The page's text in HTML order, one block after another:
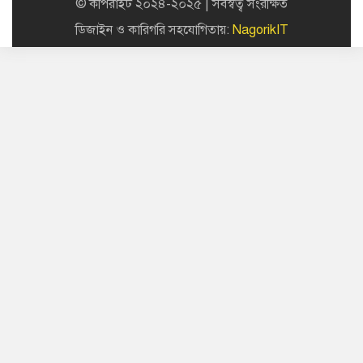
© কপিরাইট ২০২৪-২০২৫ | সর্বস্বত্ব সংরক্ষিত
ডিজাইন ও কারিগরি সহযোগিতায়: NagorikIT